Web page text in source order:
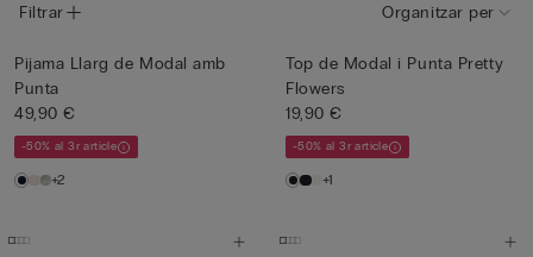
Filtrar Organitzar per
Pijama Llarg de Modal amb
Punta
49,90 €
-50% al 3r article
+2
Top de Modal i Punta Pretty
Flowers
19,90 €
-50% al 3r article
+1